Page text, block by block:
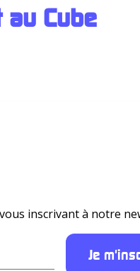
Cube
inscrivant à notre